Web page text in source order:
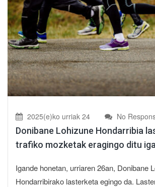
2025(e)ko urriak 24 No
Donibane Lohizune Hondarribia
trafiko mozketak eragingo ditu
Igande honetan, urriaren 26an, Donibane
Hondarribirako lasterketa egingo da.